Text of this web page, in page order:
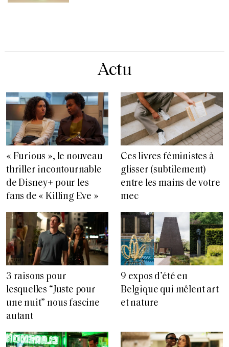
Actu
« Furious », le nouveau
thriller incontournable
de Disney+ pour les
fans de « Killing Eve »
Ces livres féministes à
glisser (subtilement)
entre les mains de votre
mec
3 raisons pour
lesquelles “Juste pour
une nuit” nous fascine
autant
9 expos d’été en
Belgique qui mêlent art
et nature